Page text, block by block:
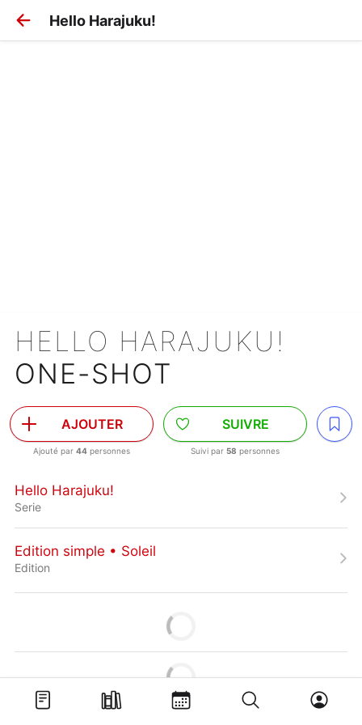
Hello Harajuku!
HELLO HARAJUKU!
ONE-SHOT
AJOUTER
Ajouté par 44 personnes
SUIVRE
Suivi par 58 personnes
Hello Harajuku!
Serie
Edition simple • Soleil
Edition